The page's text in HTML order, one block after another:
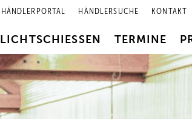
HÄNDLERPORTAL HÄNDLERSUCHE KONTAKT
LICHTSCHIESSEN TERMINE